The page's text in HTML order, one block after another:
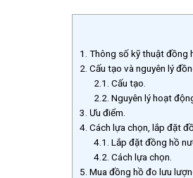
1. Thông số kỹ thuật đồng
2. Cấu tạo và nguyên lý
2.1. Cấu tạo.
2.2. Nguyên lý hoạt
3. Ưu điểm.
4. Cách lựa chọn, lắp đặt
4.1. Lắp đặt đồng hồ
4.2. Cách lựa chọn.
5. Mua đồng hồ đo lưu